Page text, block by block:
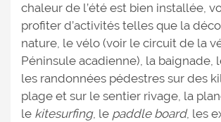
chaleur de l’été est bien installée,
profiter d’activités telles que la
nature, le vélo (voir le circuit de la
Péninsule acadienne), la baignade,
les randonnées pédestres sur des
plage et sur le sentier rivage, la
le kitesurfing, le paddle board, les